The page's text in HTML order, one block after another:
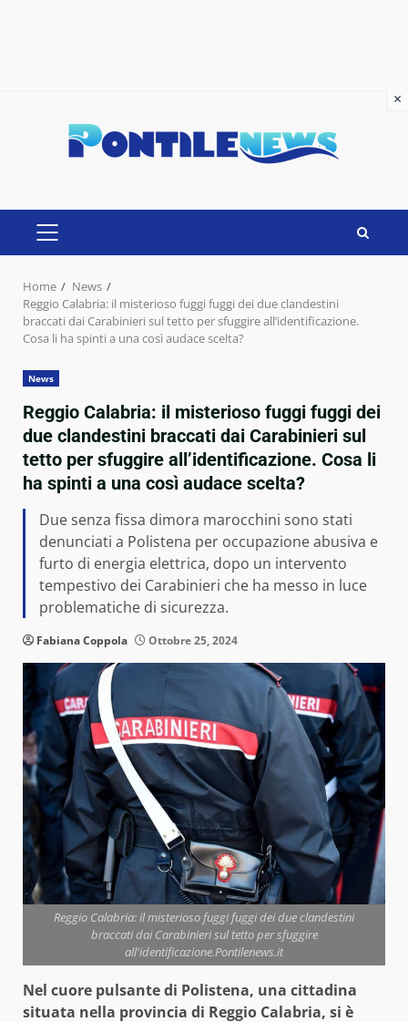
×
PRIMARY
Home
News
Reggio Calabria: il misterioso fuggi fuggi dei due clandestini
braccati dai Carabinieri sul tetto per sfuggire all’identificazione.
Cosa li ha spinti a una così audace scelta?
News
Reggio Calabria: il misterioso fuggi fuggi dei
due clandestini braccati dai Carabinieri sul
tetto per sfuggire all’identificazione. Cosa li
ha spinti a una così audace scelta?
Due senza fissa dimora marocchini sono stati
denunciati a Polistena per occupazione abusiva e
furto di energia elettrica, dopo un intervento
tempestivo dei Carabinieri che ha messo in luce
problematiche di sicurezza.
Fabiana Coppola Ottobre 25, 2024
Reggio Calabria: il misterioso fuggi fuggi dei due clandestini
braccati dai Carabinieri sul tetto per sfuggire
all'identificazione.Pontilenews.it
Nel cuore pulsante di Polistena, una cittadina
situata nella provincia di Reggio Calabria, si è
×